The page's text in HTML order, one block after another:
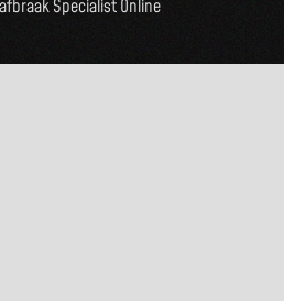
Specialist Online